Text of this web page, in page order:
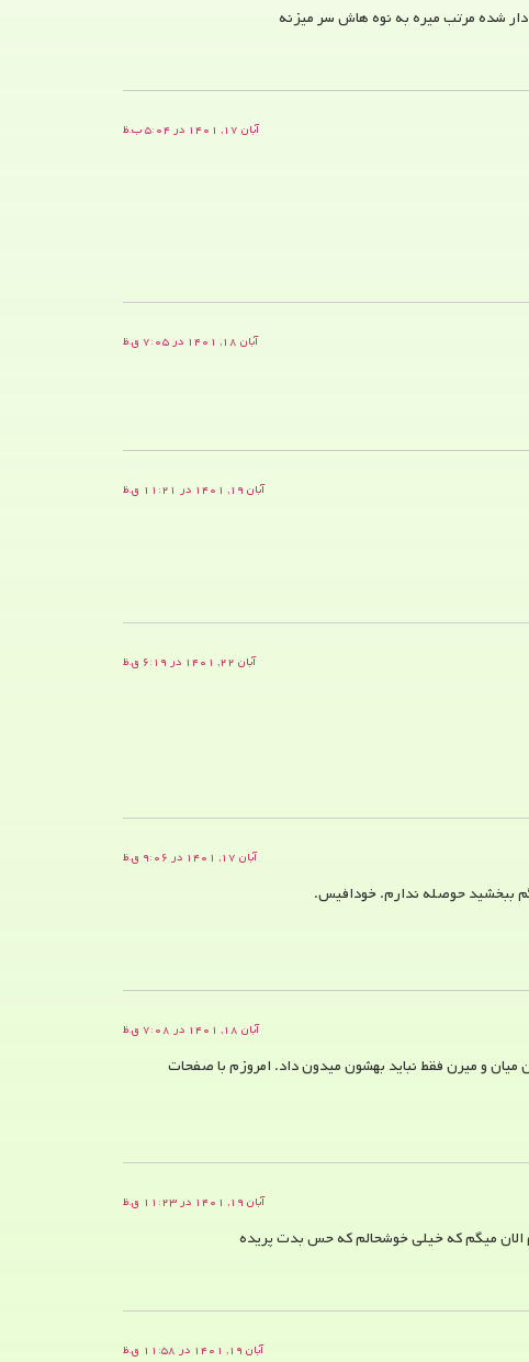
شده مرتب میره به نوه هاش سر میزنه
آبان ۱۷, ۱۴۰۱ در ۵:۰۴ ب.ظ
آبان ۱۸, ۱۴۰۱ در ۷:۰۵ ق.ظ
آبان ۱۹, ۱۴۰۱ در ۱۱:۲۱ ق.ظ
آبان ۲۲, ۱۴۰۱ در ۶:۱۹ ق.ظ
آبان ۱۷, ۱۴۰۱ در ۹:۰۶ ق.ظ
ببخشید حوصله ندارم. خودافیس.
آبان ۱۸, ۱۴۰۱ در ۷:۰۸ ق.ظ
و میرن فقط نباید بهشون میدون داد. امروزم با صفحات
آبان ۱۹, ۱۴۰۱ در ۱۱:۲۳ ق.ظ
میگم که خیلی خوشحالم که حس بدت پریده
آبان ۱۹, ۱۴۰۱ در ۱۱:۵۸ ق.ظ